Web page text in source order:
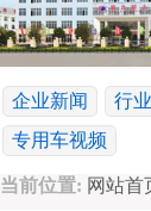
企业新闻 行
专用车视频
当前位置: 网站首